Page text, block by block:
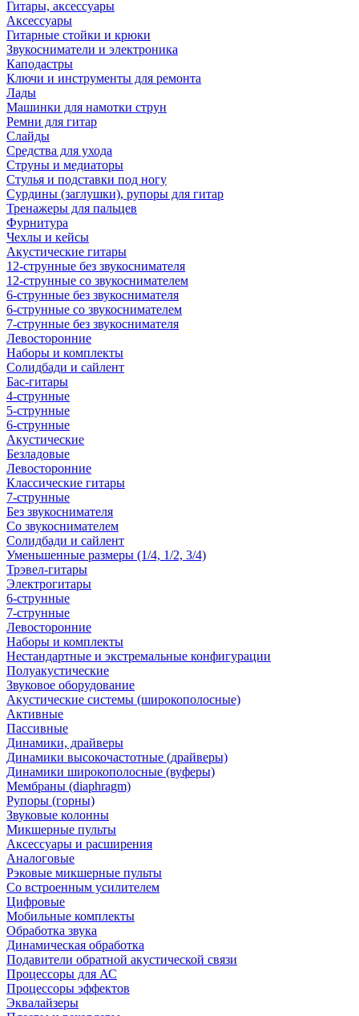
Гитары, аксессуары
Аксессуары
Гитарные стойки и крюки
Звукосниматели и электроника
Каподастры
Ключи и инструменты для ремонта
Лады
Машинки для намотки струн
Ремни для гитар
Слайды
Средства для ухода
Струны и медиаторы
Стулья и подставки под ногу
Сурдины (заглушки), рупоры для гитар
Тренажеры для пальцев
Фурнитура
Чехлы и кейсы
Акустические гитары
12-струнные без звукоснимателя
12-струнные со звукоснимателем
6-струнные без звукоснимателя
6-струнные со звукоснимателем
7-струнные без звукоснимателя
Левосторонние
Наборы и комплекты
Солидбади и сайлент
Бас-гитары
4-струнные
5-струнные
6-струнные
Акустические
Безладовые
Левосторонние
Классические гитары
7-струнные
Без звукоснимателя
Со звукоснимателем
Солидбади и сайлент
Уменьшенные размеры (1/4, 1/2, 3/4)
Трэвел-гитары
Электрогитары
6-струнные
7-струнные
Левосторонние
Наборы и комплекты
Нестандартные и экстремальные конфигурации
Полуакустические
Звуковое оборудование
Акустические системы (широкополосные)
Активные
Пассивные
Динамики, драйверы
Динамики высокочастотные (драйверы)
Динамики широкополосные (вуферы)
Мембраны (diaphragm)
Рупоры (горны)
Звуковые колонны
Микшерные пульты
Аксессуары и расширения
Аналоговые
Рэковые микшерные пульты
Со встроенным усилителем
Цифровые
Мобильные комплекты
Обработка звука
Динамическая обработка
Подавители обратной акустической связи
Процессоры для АС
Процессоры эффектов
Эквалайзеры